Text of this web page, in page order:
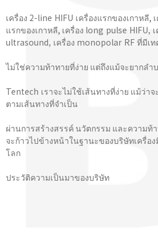
เครื่อง 2-line HIFU เครื่องแรกของเกาหลี,
แรกของเกาหลี, เครื่อง long pulse HIFU,
ultrasound, เครื่อง monopolar RF ที่มีเท
ไม่ใช่ความท้าทายที่ง่าย แต่ถึงแม้จะยากลำ
Tentech เราจะไม่ใช้เส้นทางที่ง่าย แม้ว่า
ตามเส้นทางที่จําเป็น
ผ่านการสร้างสรรค์ นวัตกรรม และความท้
จะก้าวไปข้างหน้าในฐานะของบริษัทเครื่อ
โลก
ประวัติความเป็นมาของบริษัท